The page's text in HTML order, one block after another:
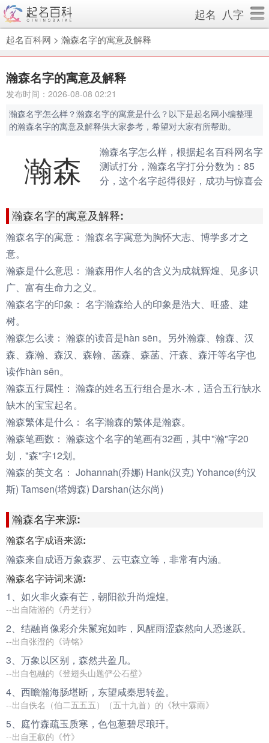
起名 八字
起名百科网 > 瀚森名字的寓意及解释
瀚森名字的寓意及解释
发布时间：2026-08-08 02:21
瀚森名字怎么样？瀚森名字的寓意是什么？以下是起名网小编整理
的瀚森名字的寓意及解释供大家参考，希望对大家有所帮助。
瀚森
瀚森名字怎么样，根据起名百科网名字
测试打分，瀚森名字打分分数为：85
分，这个名字起得很好，成功与惊喜会
上为很棒的名字，80-90分为很好的名
字，70分以下为不好的名字）
瀚森名字的寓意及解释:
瀚森名字的寓意： 瀚森名字寓意为胸怀大志、博学多才之
意。
瀚森是什么意思： 瀚森用作人名的含义为成就辉煌、见多识
广、富有生命力之义。
瀚森名字的印象： 名字瀚森给人的印象是浩大、旺盛、建
树。
瀚森怎么读： 瀚森的读音是hàn sēn。另外瀚森、翰森、汉
森、森瀚、森汉、森翰、菡森、森菡、汗森、森汗等名字也
读作hàn sēn。
瀚森五行属性： 瀚森的姓名五行组合是水-木，适合五行缺水
缺木的宝宝起名。
瀚森繁体是什么： 名字瀚森的繁体是瀚森。
瀚森笔画数： 瀚森这个名字的笔画有32画，其中"瀚"字20
划，"森"字12划。
瀚森的英文名： Johannah(乔娜) Hank(汉克) Yohance(约汉
斯) Tamsen(塔姆森) Darshan(达尔尚)
瀚森名字来源:
瀚森名字成语来源:
瀚森来自成语万象森罗、云屯森立等，非常有内涵。
瀚森名字诗词来源:
1、如火非火森有芒，朝阳欲升尚煌煌。
--出自陆游的《丹芝行》
2、结融肖像彩介朱鬣宛如昨，风醒雨涩森然向人恐遂跃。
--出自张澄的《诗铭》
3、万象以区别， 森然共盈几。
--出自包融的《登翅头山题俨公石壁》
4、西瞻瀚海肠堪断，东望咸秦思转盈。
--出自佚名（伯二五五五）（五十九首）的《秋中霖雨》
5、庭竹森疏玉质寒，色包葱碧尽琅玕。
--出自王叡的《竹》